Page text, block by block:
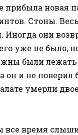
новая
Стоны.
они
уже не было,
были лежать
он и не поверил
умерли
все время